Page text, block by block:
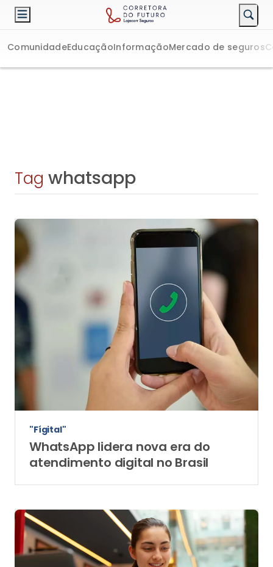
ComunidadeEducaçãoInformaçãoMercado de seguros
Tag whatsapp
"Fígital"
WhatsApp lidera nova era do
atendimento digital no Brasil